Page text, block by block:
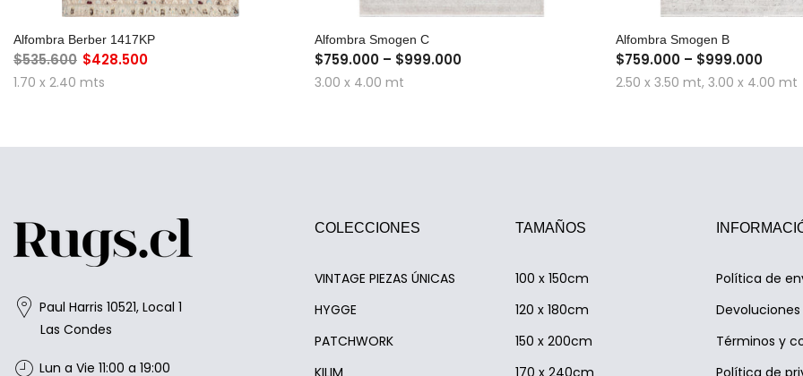
AGREGAR AL CARRO
Alfombra Berber 1417KP
$535.600 $428.500
1.70 x 2.40 mts
COMPRA RÁPIDA
Alfombra Smogen C
$759.000 – $999.000
3.00 x 4.00 mt
COMPRA RÁPIDA
Alfombra Smogen B
$759.000 – $999.000
2.50 x 3.50 mt, 3.00 x 4.00 mt
Paul Harris 10521, Local 1
Las Condes
Lun a Vie 11:00 a 19:00
COLECCIONES
VINTAGE PIEZAS ÚNICAS
HYGGE
PATCHWORK
KILIM
TAMAÑOS
100 x 150cm
120 x 180cm
150 x 200cm
170 x 240cm
Política de
Términos y
Política de